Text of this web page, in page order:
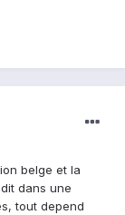
belge et la
dans une
tout depend